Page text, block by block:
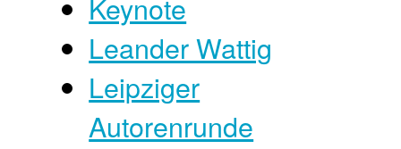
Keynote
Leander Wattig
Leipziger
Autorenrunde